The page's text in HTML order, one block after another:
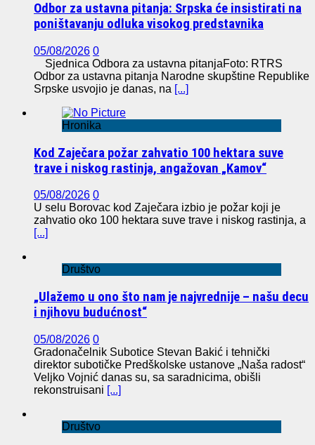
Odbor za ustavna pitanja: Srpska će insistirati na
poništavanju odluka visokog predstavnika
05/08/2026 0
Sjednica Odbora za ustavna pitanjaFoto: RTRS
Odbor za ustavna pitanja Narodne skupštine Republike
Srpske usvojio je danas, na [...]
Hronika
Kod Zaječara požar zahvatio 100 hektara suve
trave i niskog rastinja, angažovan „Kamov“
05/08/2026 0
U selu Borovac kod Zaječara izbio je požar koji je
zahvatio oko 100 hektara suve trave i niskog rastinja, a
[...]
Društvo
„Ulažemo u ono što nam je najvrednije – našu decu
i njihovu budućnost“
05/08/2026 0
Gradonačelnik Subotice Stevan Bakić i tehnički
direktor subotičke Predškolske ustanove „Naša radost“
Veljko Vojnić danas su, sa saradnicima, obišli
rekonstruisani [...]
Društvo